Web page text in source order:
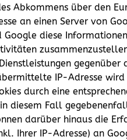
Abkommens über den
an einen Server von
diese
gegenüber
IP-Adresse
durch eine
diesem Fall
darüber hinaus die
Ihrer IP-Adresse) an